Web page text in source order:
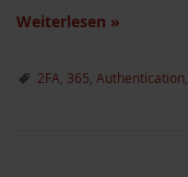
Weiterlesen »
2FA 365 Authentication